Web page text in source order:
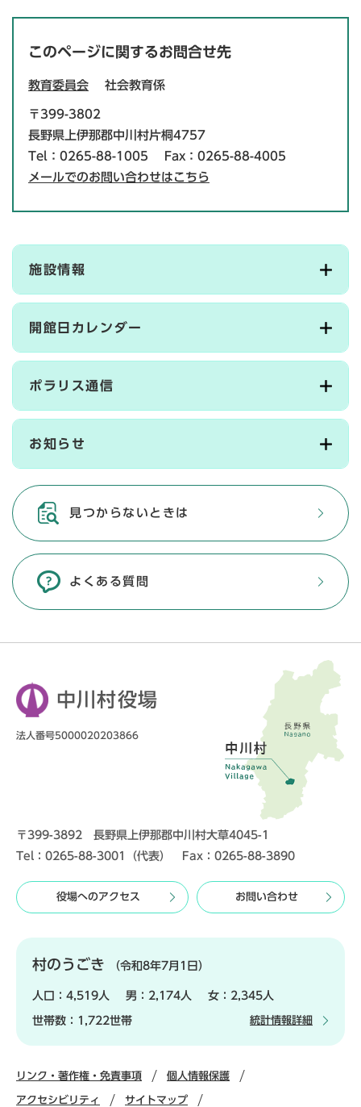
このページに関するお問合せ先
教育委員会 社会教育係
〒399-3802
長野県上伊那郡中川村片桐4757
Tel：0265-88-1005
Fax：0265-88-4005
メールでのお問い合わせはこちら
施設情報
開館日カレンダー
ポラリス通信
お知らせ
見つからないときは
よくある質問
中川村役場
法人番号5000020203866
〒399-3892 長野県上伊那郡中川村大草4045-1
Tel：0265-88-3001（代表） Fax：0265-88-3890
役場へのアクセス お問い合わせ
村のうごき （令和8年7月1日）
人口： 4,519人 男： 2,174人 女： 2,345人
世帯数： 1,722世帯 統計情報詳細
リンク・著作権・免責事項 個人情報保護
アクセシビリティ サイトマップ